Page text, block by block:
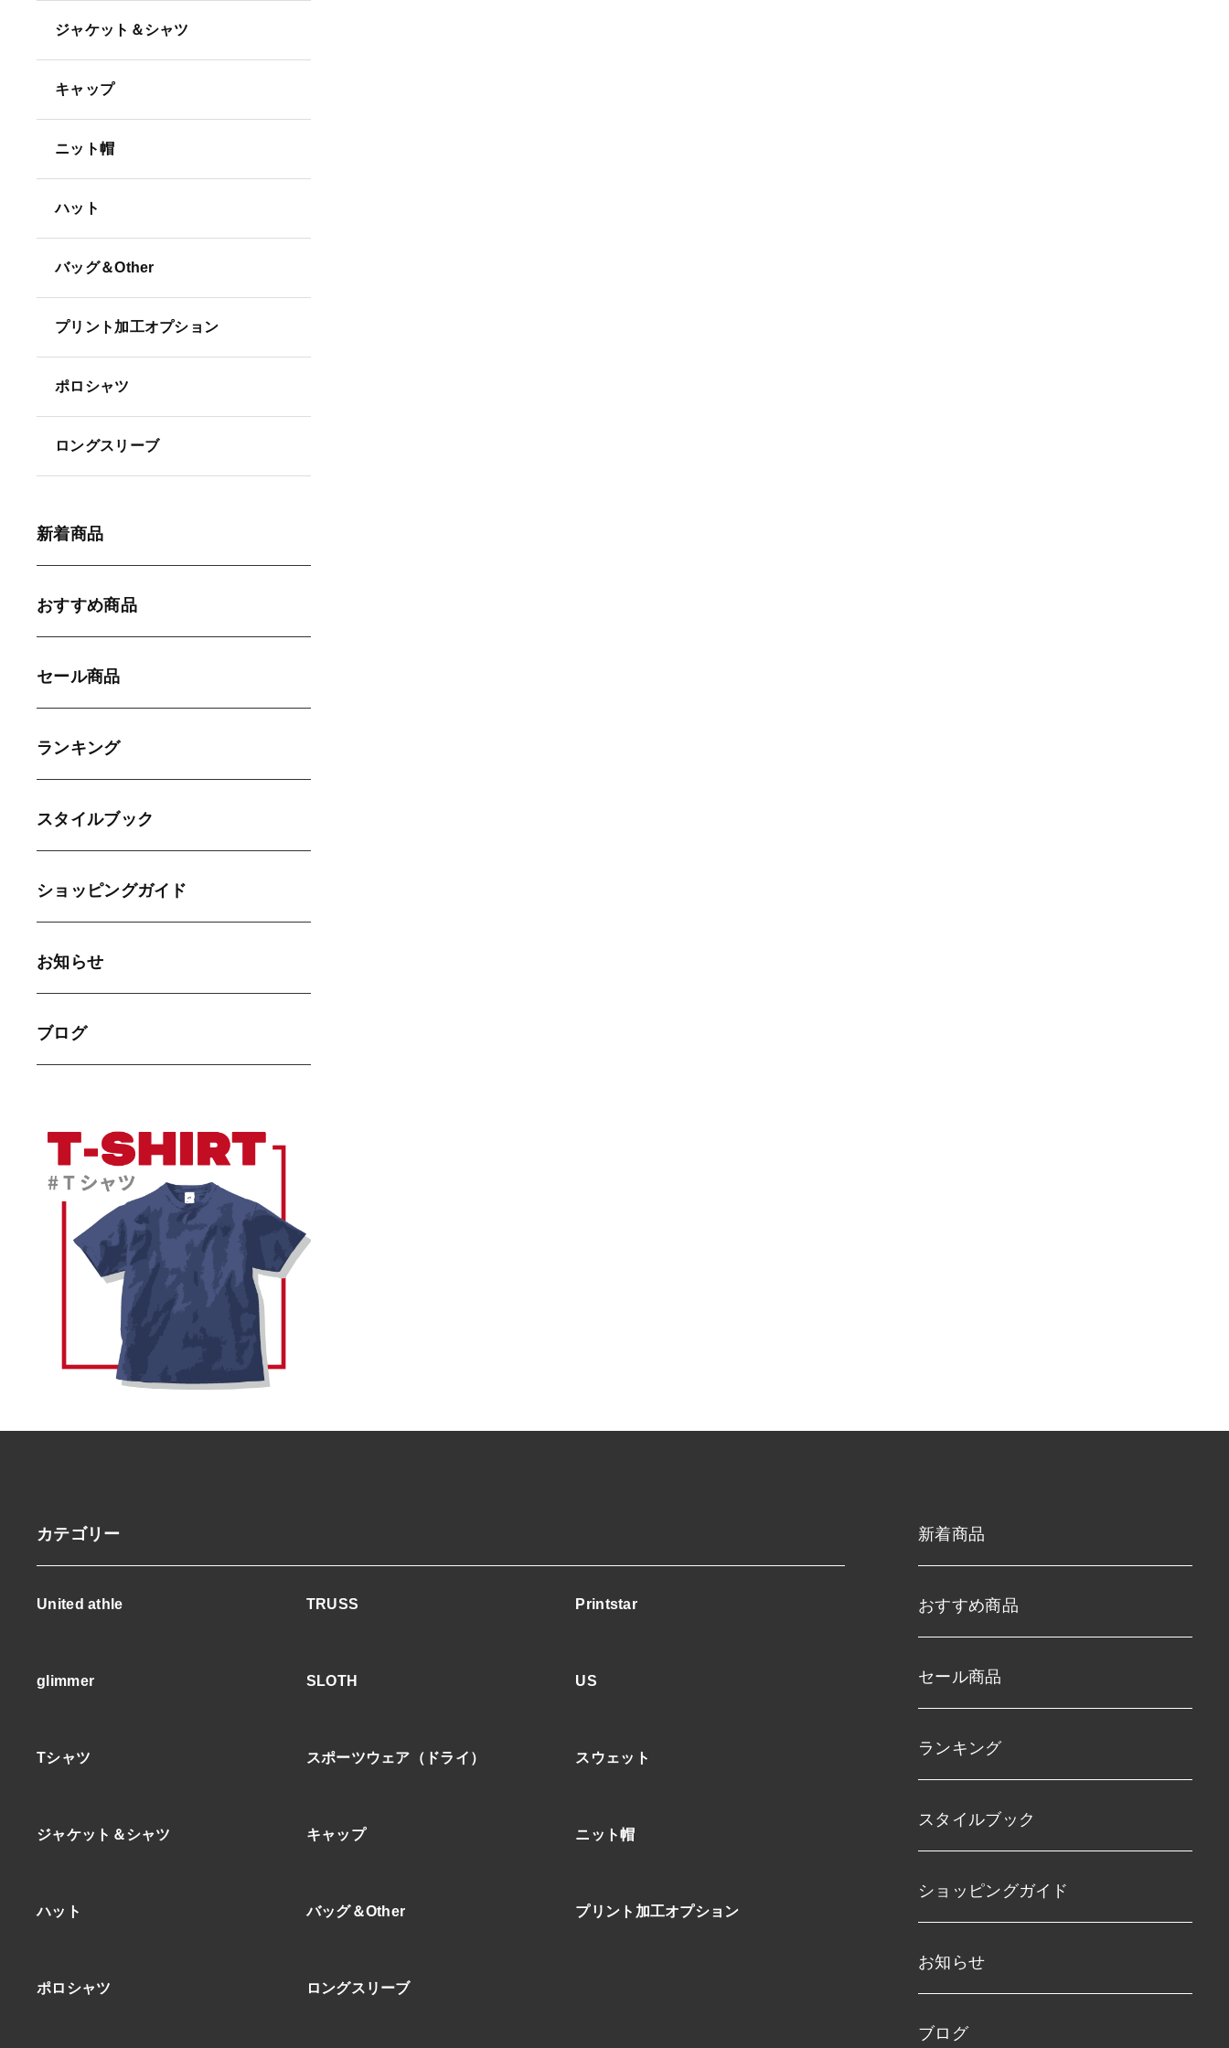
ジャケット＆シャツ
キャップ
ニット帽
ハット
バッグ＆Other
プリント加工オプション
ポロシャツ
ロングスリーブ
新着商品
おすすめ商品
セール商品
ランキング
スタイルブック
ショッピングガイド
お知らせ
ブログ
カテゴリー
United athle TRUSS Printstar
glimmer SLOTH US
Tシャツ スポーツウェア（ドライ） スウェット
ジャケット＆シャツ キャップ ニット帽
ハット バッグ＆Other プリント加工オプション
ポロシャツ ロングスリーブ
新着商品
おすすめ商品
セール商品
ランキング
スタイルブック
ショッピングガイド
お知らせ
ブログ